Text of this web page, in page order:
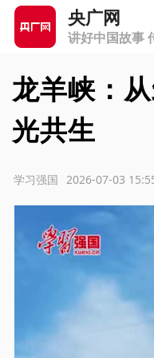
央广网
讲好中国故事
龙羊峡：
光共生
2026-07-03
学习强国